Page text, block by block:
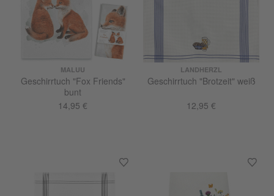
MALUU
Geschirrtuch "Fox Friends"
bunt
14,95 €
LANDHERZL
Geschirrtuch "Brotzeit" weiß
12,95 €